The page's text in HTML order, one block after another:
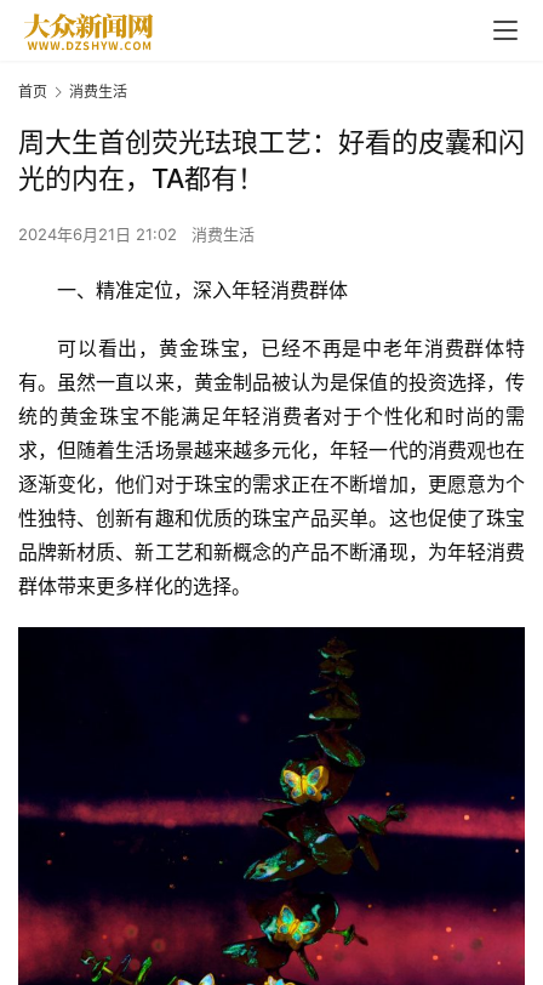
首页 消费生活
周大生首创荧光珐琅工艺：好看的皮囊和闪
光的内在，TA都有！
2024年6月21日 21:02 消费生活
一、精准定位，深入年轻消费群体
可以看出，黄金珠宝，已经不再是中老年消费群体特
有。虽然一直以来，黄金制品被认为是保值的投资选择，传
统的黄金珠宝不能满足年轻消费者对于个性化和时尚的需
求，但随着生活场景越来越多元化，年轻一代的消费观也在
逐渐变化，他们对于珠宝的需求正在不断增加，更愿意为个
性独特、创新有趣和优质的珠宝产品买单。这也促使了珠宝
品牌新材质、新工艺和新概念的产品不断涌现，为年轻消费
群体带来更多样化的选择。